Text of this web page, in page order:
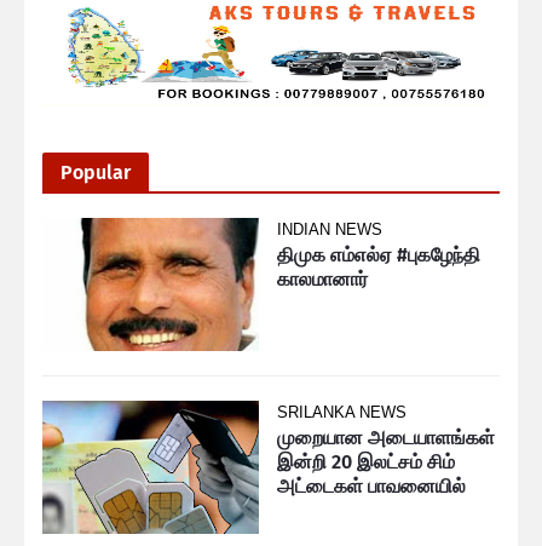
Popular
INDIAN NEWS
திமுக எம்எல்ஏ #புகழேந்தி
காலமானார்
SRILANKA NEWS
முறையான அடையாளங்கள்
இன்றி 20 இலட்சம் சிம்
அட்டைகள் பாவனையில்